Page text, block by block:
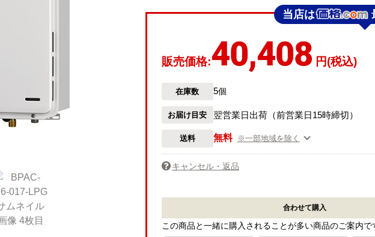
当店は
販売価格:40,408 円(税込)
在庫数 5個
お届け目安 翌営業日出荷（前営業日15時締切）
送料 無料 ※一部地域を除く
キャンセル・返品
合わせて購入
この商品と一緒に購入されることが多い商品のご案内で